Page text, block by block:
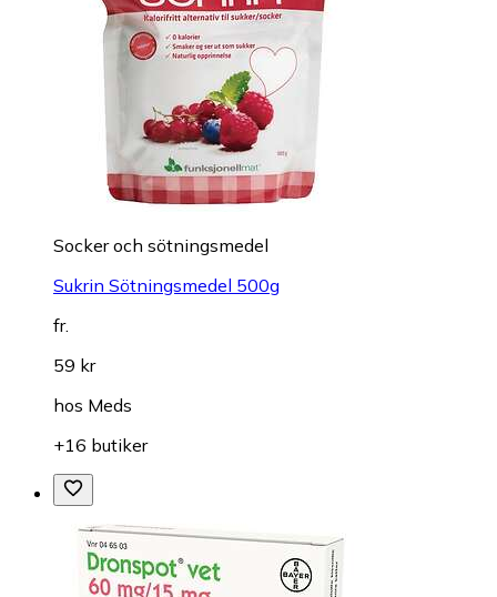
Socker och sötningsmedel
Sukrin Sötningsmedel 500g
fr.
59 kr
hos Meds
+16 butiker